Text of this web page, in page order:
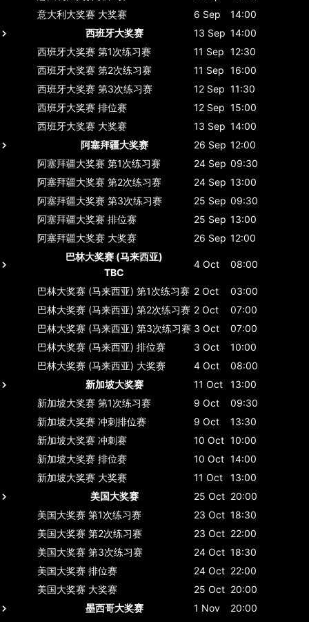
意大利大奖赛 大奖赛 6 Sep
14:00
西班牙大奖赛
13 Sep 14:00
西班牙大奖赛 第1次练习赛 11 Sep 12:30
西班牙大奖赛 第2次练习赛 11 Sep 16:00
西班牙大奖赛 第3次练习赛 12 Sep 11:30
西班牙大奖赛 排位赛 12 Sep 15:00
西班牙大奖赛 大奖赛 13 Sep 14:00
阿塞拜疆大奖赛
26 Sep 12:00
阿塞拜疆大奖赛 第1次练习赛 24 Sep 09:30
阿塞拜疆大奖赛 第2次练习赛 24 Sep 13:00
阿塞拜疆大奖赛 第3次练习赛 25 Sep 09:30
阿塞拜疆大奖赛 排位赛 25 Sep 13:00
阿塞拜疆大奖赛 大奖赛 26 Sep 12:00
巴林大奖赛 (马来西亚)
TBC
4 Oct 08:00
巴林大奖赛 (马来西亚) 第1次练习赛 2 Oct
03:00
巴林大奖赛 (马来西亚) 第2次练习赛 2 Oct
07:00
巴林大奖赛 (马来西亚) 第3次练习赛 3 Oct
07:00
巴林大奖赛 (马来西亚) 排位赛 3 Oct
10:00
巴林大奖赛 (马来西亚) 大奖赛 4 Oct
08:00
新加坡大奖赛
11 Oct
13:00
新加坡大奖赛 第1次练习赛 9 Oct
09:30
新加坡大奖赛 冲刺排位赛 9 Oct
13:30
新加坡大奖赛 冲刺赛 10 Oct 10:00
新加坡大奖赛 排位赛 10 Oct 14:00
新加坡大奖赛 大奖赛 11 Oct
13:00
美国大奖赛
25 Oct 20:00
美国大奖赛 第1次练习赛 23 Oct 18:30
美国大奖赛 第2次练习赛 23 Oct 22:00
美国大奖赛 第3次练习赛 24 Oct 18:30
美国大奖赛 排位赛 24 Oct 22:00
美国大奖赛 大奖赛 25 Oct 20:00
墨西哥大奖赛
1 Nov
20:00